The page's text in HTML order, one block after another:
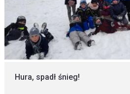
Hura, spadł śnieg!